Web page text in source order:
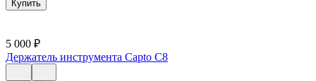
Купить
5 000 ₽
Держатель инструмента Capto C8